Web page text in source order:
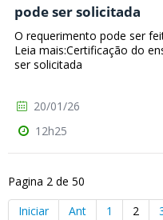
pode ser solicitada
O requerimento pode ser
Leia mais:Certificação do
ser solicitada
20/01/26
12h25
Pagina 2 de 50
Iniciar
Ant 1 2